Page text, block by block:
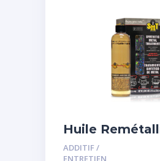
Huile
Moteur SMT2
ADDITIF /
ENTRETIEN